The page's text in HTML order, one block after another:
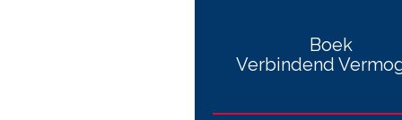
Boek
Verbindend